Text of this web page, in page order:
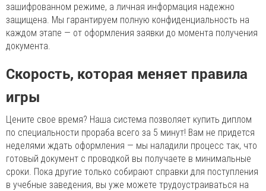
зашифрованном режиме, а личная информация надежно
защищена. Мы гарантируем полную конфиденциальность на
каждом этапе — от оформления заявки до момента получения
документа.
Скорость, которая меняет правила
игры
Цените свое время? Наша система позволяет купить диплом
по специальности прораба всего за 5 минут! Вам не придется
неделями ждать оформления — мы наладили процесс так, что
готовый документ с проводкой вы получаете в минимальные
сроки. Пока другие только собирают справки для поступления
в учебные заведения, вы уже можете трудоустраиваться на